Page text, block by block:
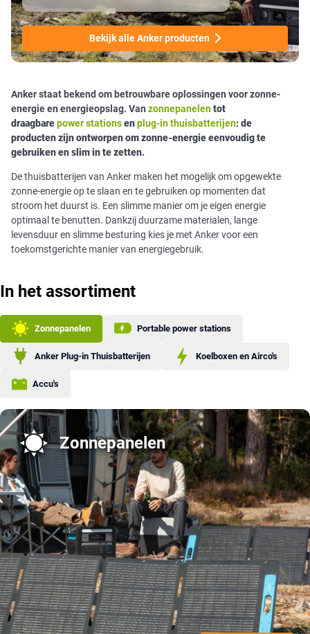
Bekijk alle Anker producten
Anker staat bekend om betrouwbare oplossingen voor zonne-
energie en energieopslag. Van zonnepanelentot
draagbarepower stationsenplug-in thuisbatterijen: de
producten zijn ontworpen om zonne-energie eenvoudig te
gebruiken en slim in te zetten.
De thuisbatterijen van Anker maken het mogelijk om opgewekte
zonne-energie op te slaan en te gebruiken op momenten dat
stroom het duurst is. Een slimme manier om je eigen energie
optimaal te benutten. Dankzij duurzame materialen, lange
levensduur en slimme besturing kies je met Anker voor een
toekomstgerichte manier van energiegebruik.
In het assortiment
Zonnepanelen Portable power stations
Anker Plug-in Thuisbatterijen Koelboxen en Airco's
Accu's
Zonnepanelen